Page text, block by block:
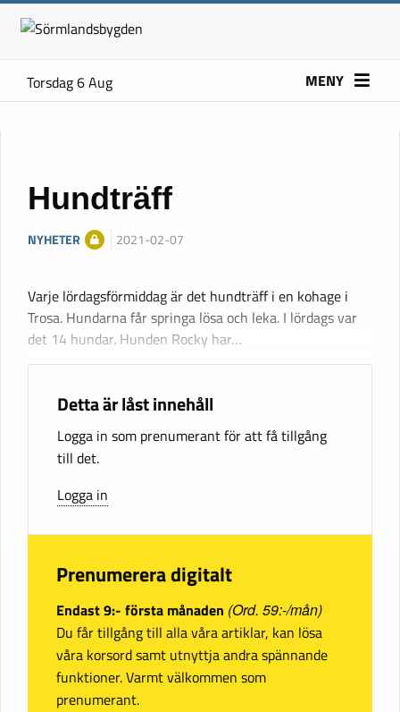
Torsdag 6 Aug MENY
Hundträff
NYHETER 2021-02-07
Varje lördagsförmiddag är det hundträff i en kohage i
Trosa. Hundarna får springa lösa och leka. I lördags var
det 14 hundar. Hunden Rocky har…
Detta är låst innehåll
Logga in som prenumerant för att få tillgång
till det.
Logga in
Prenumerera digitalt
Endast 9:- första månaden (Ord. 59:-/mån)
Du får tillgång till alla våra artiklar, kan lösa
våra korsord samt utnyttja andra spännande
funktioner. Varmt välkommen som
prenumerant.